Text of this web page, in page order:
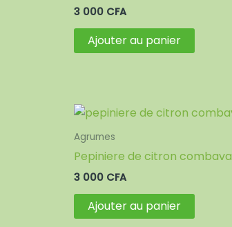
3 000 CFA
Ajouter au panier
Agrumes
Pepiniere de citron combava
3 000 CFA
Ajouter au panier